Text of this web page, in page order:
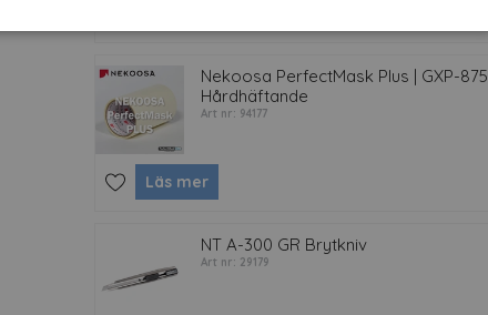
Nekoosa PerfectMask Plus | GXP-875
Hårdhäftande
Art nr: 94177
Läs mer
NT A-300 GR Brytkniv
Art nr: 29179